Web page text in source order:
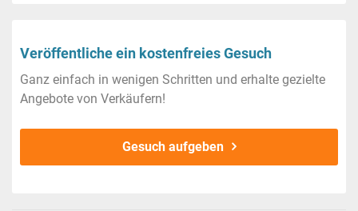
Veröffentliche ein kostenfreies Gesuch
Ganz einfach in wenigen Schritten und erhalte gezielte
Angebote von Verkäufern!
Gesuch aufgeben